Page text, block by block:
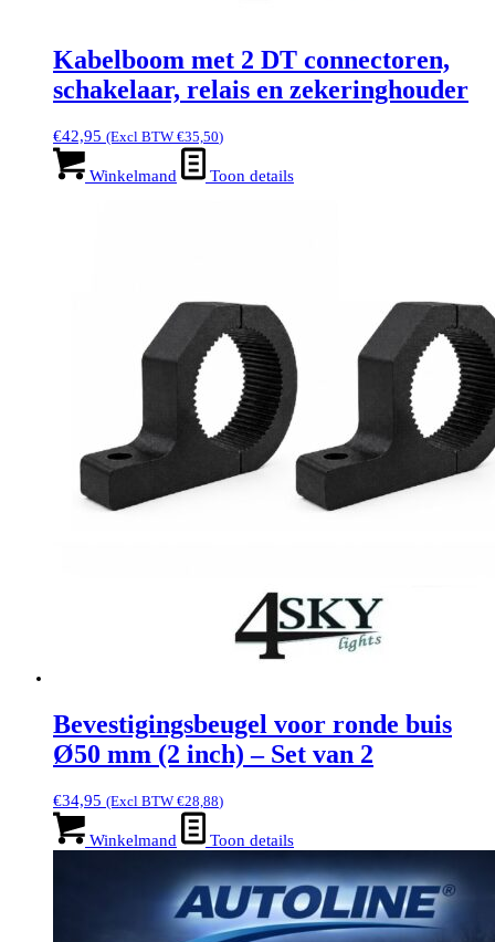
Kabelboom met 2 DT connectoren,
schakelaar, relais en zekeringhouder
€42,95 (Excl BTW €35,50)
Winkelmand Toon details
Bevestigingsbeugel voor ronde buis
Ø50 mm (2 inch) – Set van 2
€34,95 (Excl BTW €28,88)
Winkelmand Toon details